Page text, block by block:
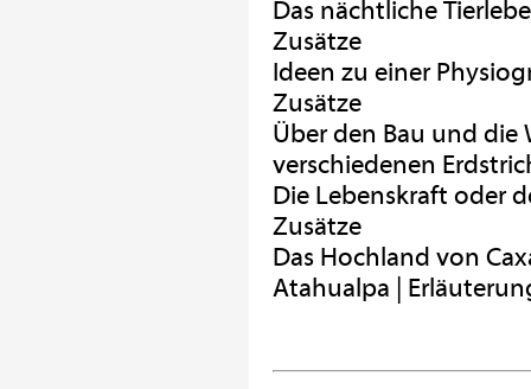
Das nächtliche
Zusätze
Ideen zu einer
Zusätze
Über den Bau und die
verschiedenen
Die Lebenskraft oder
Zusätze
Das Hochland von
Atahualpa |